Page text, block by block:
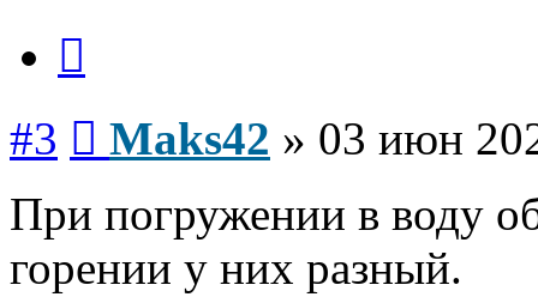
#3 Maks42 » 03 июн
При погружении в воду
горении у них разный.